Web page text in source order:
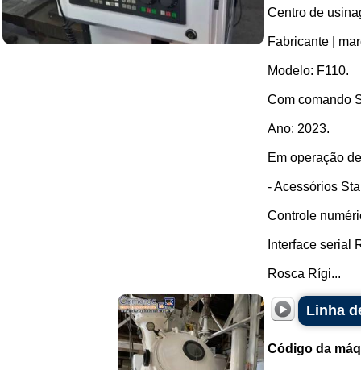
Centro de
Fabricante |
Modelo: F110.
Com comando
Ano: 2023.
Em operação
- Acessórios
Controle
Interface serial
Rosca Rígi...
Linha
Código da